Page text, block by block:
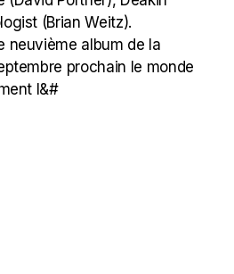
(Brian Weitz).
neuvième album de la
prochain le monde
l&#